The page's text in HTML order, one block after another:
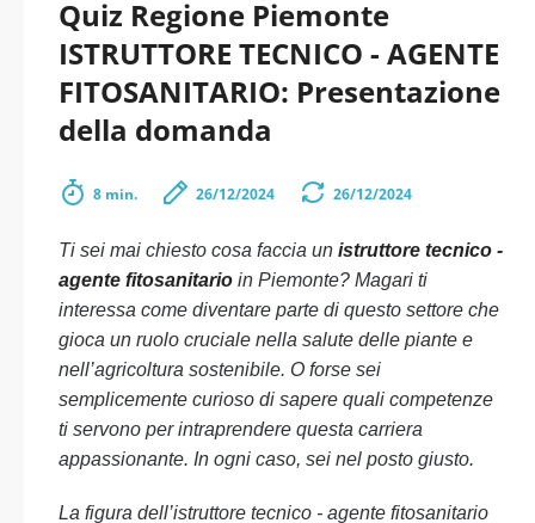
Quiz Regione Piemonte
ISTRUTTORE TECNICO - AGENTE
FITOSANITARIO: Presentazione
della domanda
8 min. 26/12/2024 26/12/2024
Ti sei mai chiesto cosa faccia un istruttore tecnico -
agente fitosanitario in Piemonte? Magari ti
interessa come diventare parte di questo settore che
gioca un ruolo cruciale nella salute delle piante e
nell’agricoltura sostenibile. O forse sei
semplicemente curioso di sapere quali competenze
ti servono per intraprendere questa carriera
appassionante. In ogni caso, sei nel posto giusto.
La figura dell’istruttore tecnico - agente fitosanitario